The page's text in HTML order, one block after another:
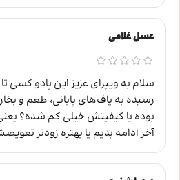
عسل غلامی
سلام به ویپرای عزیز این پادو
رسیده به پاف‌های پایانی، طعم و
بوده یا کیفیتش خیلی کم شده؟
آخر ادامه بدیم یا بهتره زودتر